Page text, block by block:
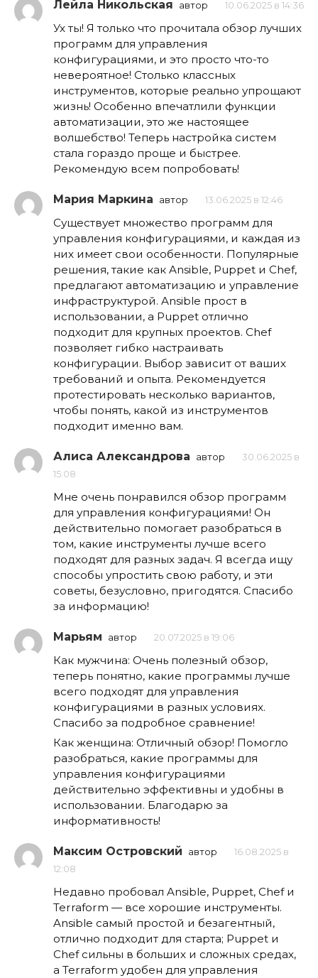
Лейла Никольская автор 10.06.2025 в 14:36
Ух ты! Я только что прочитала обзор лучших
программ для управления
конфигурациями, и это просто что-то
невероятное! Столько классных
инструментов, которые реально упрощают
жизнь! Особенно впечатлили функции
автоматизации, это же настоящее
волшебство! Теперь настройка систем
стала гораздо проще и быстрее.
Рекомендую всем попробовать!
Мария Маркина автор 13.06.2025 в 12:46
Существует множество программ для
управления конфигурациями, и каждая из
них имеет свои особенности. Популярные
решения, такие как Ansible, Puppet и Chef,
предлагают автоматизацию и управление
инфраструктурой. Ansible прост в
использовании, а Puppet отлично
подходит для крупных проектов. Chef
позволяет гибко настраивать
конфигурации. Выбор зависит от ваших
требований и опыта. Рекомендуется
протестировать несколько вариантов,
чтобы понять, какой из инструментов
подходит именно вам.
Алиса Александрова автор
30.06.2025 в
15:08
Мне очень понравился обзор программ
для управления конфигурациями! Он
действительно помогает разобраться в
том, какие инструменты лучше всего
подходят для разных задач. Я всегда ищу
способы упростить свою работу, и эти
советы, безусловно, пригодятся. Спасибо
за информацию!
Марьям автор 20.07.2025 в 19:06
Как мужчина: Очень полезный обзор,
теперь понятно, какие программы лучше
всего подходят для управления
конфигурациями в разных условиях.
Спасибо за подробное сравнение!
Как женщина: Отличный обзор! Помогло
разобраться, какие программы для
управления конфигурациями
действительно эффективны и удобны в
использовании. Благодарю за
информативность!
Максим Островский автор
16.08.2025 в
12:08
Недавно пробовал Ansible, Puppet, Chef и
Terraform — все хорошие инструменты.
Ansible самый простой и безагентный,
отлично подходит для старта; Puppet и
Chef сильны в больших и сложных средах,
а Terraform удобен для управления